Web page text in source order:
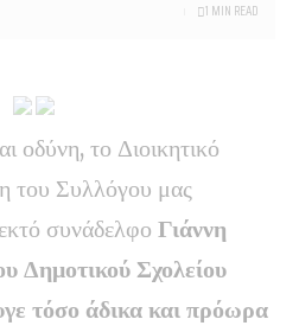
1 MIN READ
οδύνη, το Διοικητικό
του Συλλόγου μας
συνάδελφο Γιάννη
Δημοτικού Σχολείου
τόσο άδικα και πρόωρα